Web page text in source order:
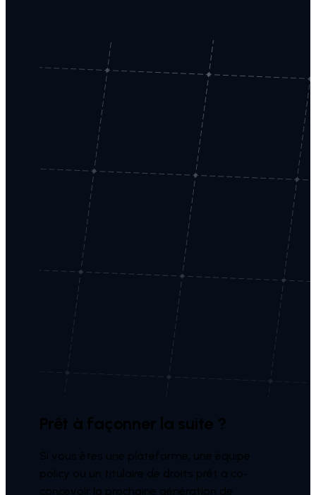
Prêt à façonner la suite ?
Si vous êtes une plateforme, une équipe
policy ou un titulaire de droits prêt à co-
concevoir la prochaine génération de